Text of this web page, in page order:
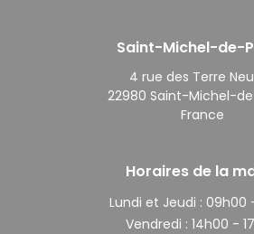
Saint-Michel-de-
4 rue des Terre
22980 Saint-Michel-
France
Horaires de la
Lundi et Jeudi : 09h00
Vendredi : 14h00 -